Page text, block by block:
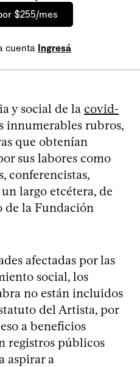
$255/mes
cuenta Ingresá
y social de la covid-
innumerables rubros,
que obtenían
sus labores como
conferencistas,
largo etcétera, de
de la Fundación
afectadas por las
social, los
no están incluidos
del Artista, por
a beneficios
registros públicos
aspirar a